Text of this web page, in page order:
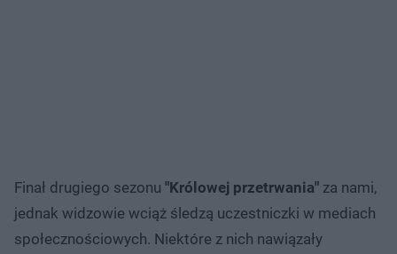
Finał drugiego sezonu "Królowej przetrwania" za nami,
jednak widzowie wciąż śledzą uczestniczki w mediach
społecznościowych. Niektóre z nich nawiązały